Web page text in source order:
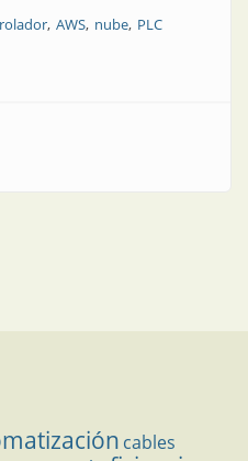
AWS nube PLC
en la nube
cables